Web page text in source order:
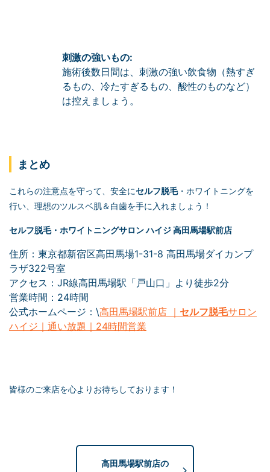
刺激の強いもの:
施術後数日間は、刺激の強い飲食物（熱すぎ
るもの、冷たすぎるもの、酸性のものなど）
は控えましょう。
まとめ
これらの注意点を守って、安全にセルフ脱毛・ホワイトニングを
行い、理想のツルスベ肌＆白歯を手に入れましょう！
セルフ脱毛・ホワイトニングサロン ハイジ 高田馬場駅前店
住所：東京都新宿区高田馬場1-31-8 高田馬場ダイカンプ
ラザ322号室
アクセス：JR線高田馬場駅「戸山口」より徒歩2分
営業時間：24時間
公式ホームページ：\高田馬場駅前店 ｜ セルフ脱毛サロン
ハイジ｜通い放題｜24時間営業
皆様のご来店を心よりお待ちしております！
高田馬場駅前店の